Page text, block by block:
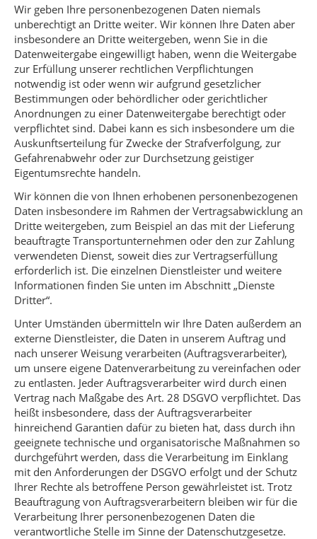
Wir geben Ihre personenbezogenen Daten niemals
unberechtigt an Dritte weiter. Wir können Ihre Daten aber
insbesondere an Dritte weitergeben, wenn Sie in die
Datenweitergabe eingewilligt haben, wenn die Weitergabe
zur Erfüllung unserer rechtlichen Verpflichtungen
notwendig ist oder wenn wir aufgrund gesetzlicher
Bestimmungen oder behördlicher oder gerichtlicher
Anordnungen zu einer Datenweitergabe berechtigt oder
verpflichtet sind. Dabei kann es sich insbesondere um die
Auskunftserteilung für Zwecke der Strafverfolgung, zur
Gefahrenabwehr oder zur Durchsetzung geistiger
Eigentumsrechte handeln.
Wir können die von Ihnen erhobenen personenbezogenen
Daten insbesondere im Rahmen der Vertragsabwicklung an
Dritte weitergeben, zum Beispiel an das mit der Lieferung
beauftragte Transportunternehmen oder den zur Zahlung
verwendeten Dienst, soweit dies zur Vertragserfüllung
erforderlich ist. Die einzelnen Dienstleister und weitere
Informationen finden Sie unten im Abschnitt „Dienste
Dritter“.
Unter Umständen übermitteln wir Ihre Daten außerdem an
externe Dienstleister, die Daten in unserem Auftrag und
nach unserer Weisung verarbeiten (Auftragsverarbeiter),
um unsere eigene Datenverarbeitung zu vereinfachen oder
zu entlasten. Jeder Auftragsverarbeiter wird durch einen
Vertrag nach Maßgabe des Art. 28 DSGVO verpflichtet. Das
heißt insbesondere, dass der Auftragsverarbeiter
hinreichend Garantien dafür zu bieten hat, dass durch ihn
geeignete technische und organisatorische Maßnahmen so
durchgeführt werden, dass die Verarbeitung im Einklang
mit den Anforderungen der DSGVO erfolgt und der Schutz
Ihrer Rechte als betroffene Person gewährleistet ist. Trotz
Beauftragung von Auftragsverarbeitern bleiben wir für die
Verarbeitung Ihrer personenbezogenen Daten die
verantwortliche Stelle im Sinne der Datenschutzgesetze.